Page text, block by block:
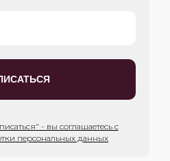
- вы соглашаетесь с
персональных данных